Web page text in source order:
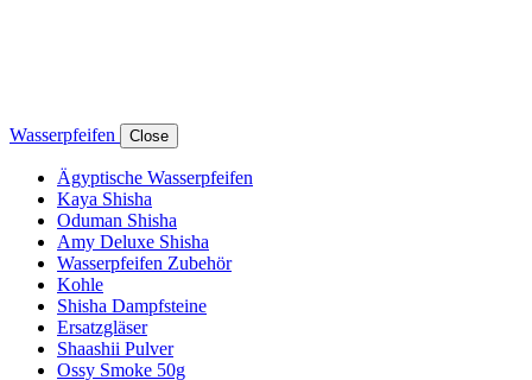
Wasserpfeifen Close
Ägyptische Wasserpfeifen
Kaya Shisha
Oduman Shisha
Amy Deluxe Shisha
Wasserpfeifen Zubehör
Kohle
Shisha Dampfsteine
Ersatzgläser
Shaashii Pulver
Ossy Smoke 50g